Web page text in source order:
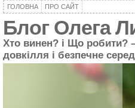
ГОЛОВНА ПРО САЙТ
Блог Олега
Хто винен? і Що робити?
довкілля і безпечне